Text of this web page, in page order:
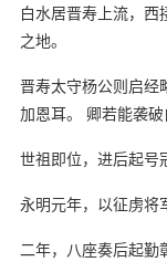
白水居晋寿上流，
之地。
晋寿太守杨公则启经
加恩耳。 卿若能袭
世祖即位，进后起号
永明元年，以征虏将
二年，八座奏后起勤